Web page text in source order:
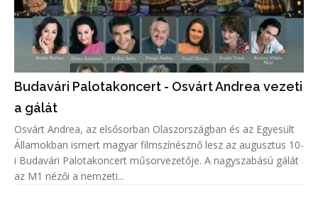
Budavári Palotakoncert - Osvárt Andrea vezeti
a gálát
Osvárt Andrea, az elsősorban Olaszországban és az Egyesült
Államokban ismert magyar filmszínésznő lesz az augusztus 10-
i Budavári Palotakoncert műsorvezetője. A nagyszabású gálát
az M1 nézői a nemzeti...